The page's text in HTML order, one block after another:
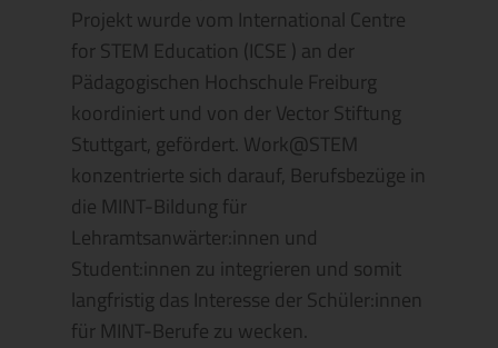
Projekt wurde vom International Centre
for STEM Education (ICSE ) an der
Pädagogischen Hochschule Freiburg
koordiniert und von der Vector Stiftung
Stuttgart, gefördert. Work@STEM
konzentrierte sich darauf, Berufsbezüge in
die MINT-Bildung für
Lehramtsanwärter:innen und
Student:innen zu integrieren und somit
langfristig das Interesse der Schüler:innen
für MINT-Berufe zu wecken.